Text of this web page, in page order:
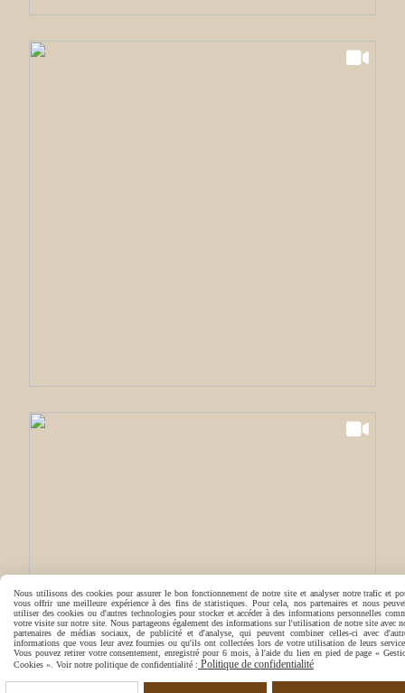
Nous utilisons des cookies pour assurer le bon fonctionnement de notre site et analyser notre trafic et
vous offrir une meilleure expérience à des fins de statistiques. Pour cela, nos partenaires et nous
utiliser des cookies ou d'autres technologies pour stocker et accéder à des informations personnelles
votre visite sur notre site. Nous partageons également des informations sur l'utilisation de notre site avec
partenaires de médias sociaux, de publicité et d'analyse, qui peuvent combiner celles-ci avec
informations que vous leur avez fournies ou qu'ils ont collectées lors de votre utilisation de leurs
Vous pouvez retirer votre consentement, enregistré pour 6 mois, à l'aide du lien en pied de page «
Cookies ». Voir notre politique de confidentialité : Politique de confidentialité